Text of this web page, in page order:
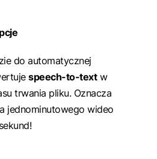
do automatycznej
speech-to-textw
trwania pliku. Oznacza
jednominutowego wideo